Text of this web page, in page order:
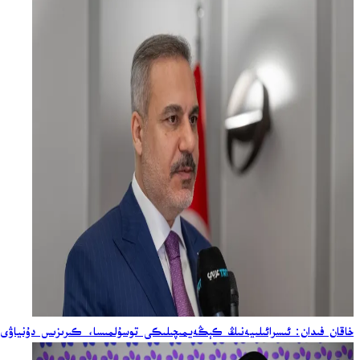
خاقان فىدان: ئىسرائىلىيەنىڭ كېڭەيمىچىلىكى توسۇلمىسا، كىرىزىس